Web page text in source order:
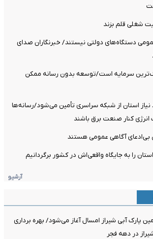
شغلی قلم بزند
دستگاه‌های دولتی نیستند/ خبرنگاران صدای
سرمایه است/توسعه بدون رسانه ممکن
نیاز استان از شبکه سراسری تأمین می‌شود/رسانه‌ها
کنار صنعت برق باشند
بی‌ادعای آگاهی عمومی هستند
را به جایگاه واقعی‌اش در کشور برگردانیم
آرشیو
پارک آبی شیراز امسال آغاز می‌شود/ بهره برداری
در دهه فجر